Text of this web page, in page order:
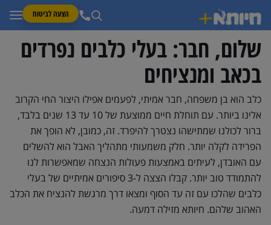
הצעה לביטוח
שלום, חבר: בעלי כלבים נפרדים
בכאב ומנציחים
כלב הוא בן משפחה, חבר אמיתי, לפעמים אפילו היצור החי הקרוב
אלינו ביותר. עם תוחלת חיים ממוצעת של 10 עד 13 שנים בלבד,
ברור לכולנו שמתישהו נצטרך להיפרד. זה, כמובן, לא הופך את
הפרידה לקלה יותר. חלק משמעותי מתהליך האבל הוא להשלים
עם האובדן, לעיתים באמצעות פעולות הנצחה שמאפשרות לנו
להתמודד טוב יותר. קבלו הצצה ל-3 סיפורים אמיתיים של בעלי
כלבים שהלכו עם זה עד הסוף ומצאו דרך מרגשת להנציח את הכלב
האהוב שלהם. חיותא מזילה דמעה.